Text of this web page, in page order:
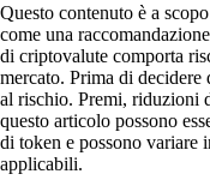
Questo contenuto è a
come una
di criptovalute comporta
mercato. Prima di decidere
al rischio. Premi, riduzioni
questo articolo possono
di token e possono variare
applicabili.